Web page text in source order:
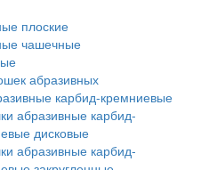
плоские
чашечные
абразивных
карбид-кремниевые
абразивные карбид-
дисковые
абразивные карбид-